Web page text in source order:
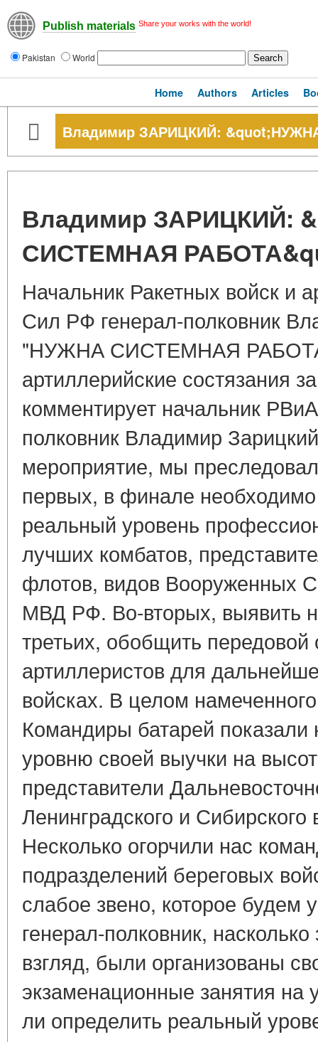
Publish materials Share your works with the world!
Pakistan World
Home Authors Articles
Владимир ЗАРИЦКИЙ:
Владимир ЗАРИЦКИЙ:
СИСТЕМНАЯ
Начальник Ракетных войск и
Сил РФ генерал-полковник
"НУЖНА СИСТЕМНАЯ
артиллерийские состязания
комментирует начальник
полковник Владимир
мероприятие, мы
первых, в финале
реальный уровень
лучших комбатов,
флотов, видов Вооруженных
МВД РФ. Во-вторых, выявить
третьих, обобщить
артиллеристов для
войсках. В целом
Командиры батарей показали
уровню своей выучки на
представители
Ленинградского и Сибирского
Несколько огорчили нас
подразделений береговых
слабое звено, которое будем
генерал-полковник,
взгляд, были организованы
экзаменационные занятия на
ли определить реальный